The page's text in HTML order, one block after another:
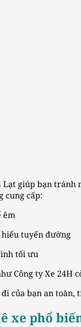
giúp bạn tránh
cung cấp:
êm
tuyến đường
tối ưu
Công ty Xe 24H
của bạn an
xe phổ